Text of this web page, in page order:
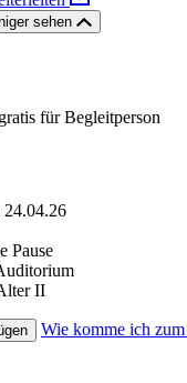
sehen
für Begleitperson
24.04.26
Pause
II
Wie komme ich